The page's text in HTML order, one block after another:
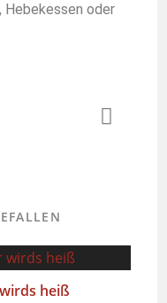
Hebekessen oder
heiß